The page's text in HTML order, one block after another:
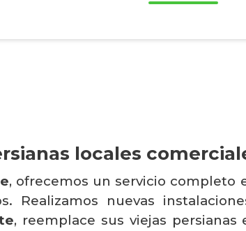
locales
, ofrecemos un servicio completo
Realizamos nuevas
, reemplace sus viejas